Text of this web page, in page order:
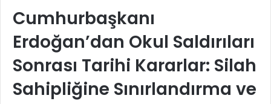
Cumhurbaşkanı
Erdoğan’dan Okul Saldırıları
Sonrası Tarihi Kararlar: Silah
Sahipliğine Sınırlandırma ve